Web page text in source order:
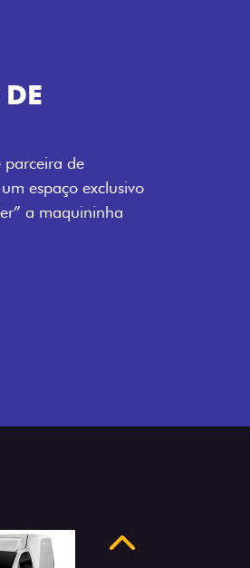
também à
detalhes como
trabalho.
Anterior